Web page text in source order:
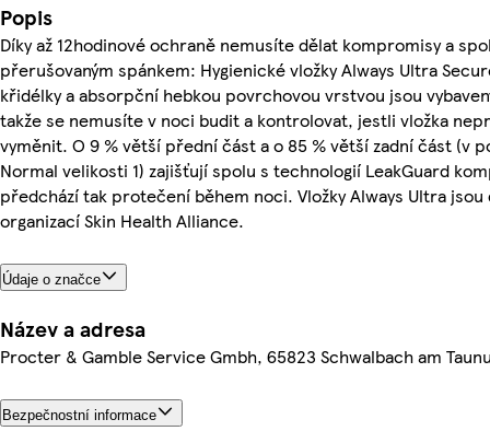
Popis
Díky až 12hodinové ochraně nemusíte dělat kompromisy a
přerušovaným spánkem: Hygienické vložky Always Ultra
křidélky a absorpční hebkou povrchovou vrstvou jsou
takže se nemusíte v noci budit a kontrolovat, jestli vložka
vyměnit. O 9 % větší přední část a o 85 % větší zadní část (v
Normal velikosti 1) zajišťují spolu s technologií LeakGuard
předchází tak protečení během noci. Vložky Always Ultra
organizací Skin Health Alliance.
Údaje o značce
Název a adresa
Procter & Gamble Service Gmbh, 65823 Schwalbach am
Bezpečnostní informace